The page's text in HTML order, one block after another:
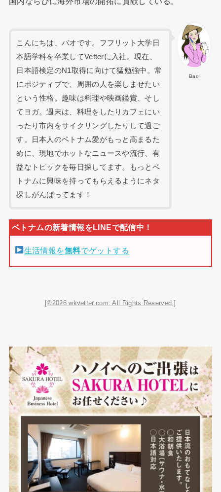
Bao
こんにちは、バオです。フフリット大学日
本語学科を卒業してVetterに入社。現在、
日本語検定のN1取得に向けて猛勉強中。常
にポジティブで、周囲の人を楽しませたい
という性格。趣味は料理や映画鑑賞、そし
てヨガ。週末は、料理をしたりカフェにい
ったり市内をサイクリングしたりして過ご
す。日本人のベトナム愛がもっと高まるた
めに、現地でホットなニュースや流行、有
益なトピックを毎日探してます。もっとベ
トナムに興味を持ってもらえるようにネタ
探しがんばってます！
生活情報を無料でゲットする
[©2026 wkvetter.com. All Rights Reserved.]